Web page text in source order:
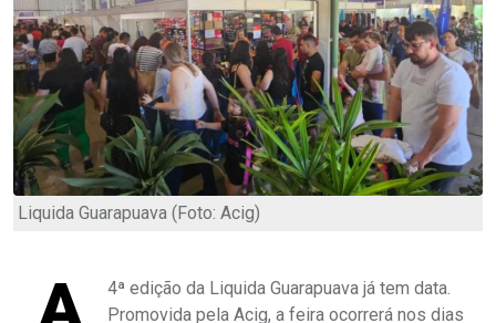
Liquida Guarapuava (Foto: Acig)
A
4ª edição da Liquida Guarapuava já tem data.
Promovida pela Acig, a feira ocorrerá nos dias